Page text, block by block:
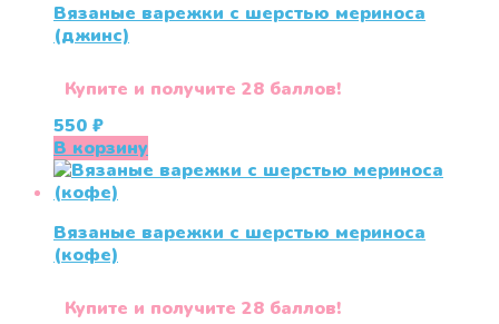
Вязаные варежки c шерстью мериноса
(джинс)
Купите и получите 28 баллов!
550 ₽
В корзину
Вязаные варежки c шерстью мериноса
(кофе)
Купите и получите 28 баллов!